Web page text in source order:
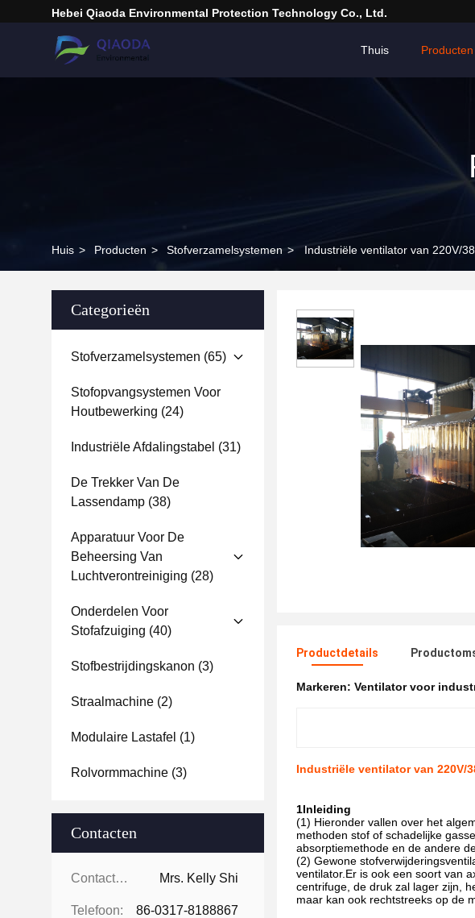
Hebei Qiaoda Environmental Protection Technology Co., Ltd.
Thuis Producten
Huis > Producten > Stofverzamelsystemen > Industriële ventilator van 220V/
Categorieën
Stofverzamelsystemen (65)
Stofopvangsystemen Voor
Houtbewerking (24)
Industriële Afdalingstabel (31)
De Trekker Van De
Lassendamp (38)
Apparatuur Voor De
Beheersing Van
Luchtverontreiniging (28)
Onderdelen Voor
Stofafzuiging (40)
Stofbestrijdingskanon (3)
Straalmachine (2)
Modulaire Lastafel (1)
Rolvormmachine (3)
Contacten
Contacten: Mrs. Kelly Shi
Telefoon: 86-0317-8188867
Productdetails
Markeren: Ventilator voor
Industriële ventilator van 220V/
1Inleiding
(1) Hieronder vallen over het
methoden stof of schadelijke
absorptiemethode en de andere
(2) Gewone
ventilator.Er is ook een soort van
centrifuge, de druk zal lager zijn,
maar kan ook rechtstreeks op de